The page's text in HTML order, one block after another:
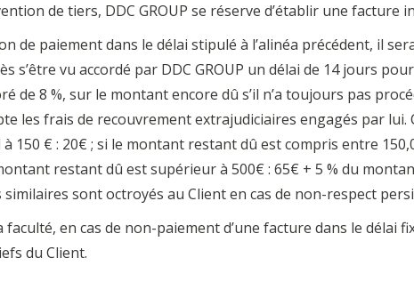
de tiers, DDC GROUP se réserve d’établir une facture
de paiement dans le délai stipulé à l’alinéa précédent, il
s’être vu accordé par DDC GROUP un délai de 14 jours
de 8 %, sur le montant encore dû s’il n’a toujours pas
les frais de recouvrement extrajudiciaires engagés par lui.
€ : 20€ ; si le montant restant dû est compris entre
restant dû est supérieur à 500€ : 65€ + 5 % du
sont octroyés au Client en cas de non-respect
faculté, en cas de non-paiement d’une facture dans le
du Client.